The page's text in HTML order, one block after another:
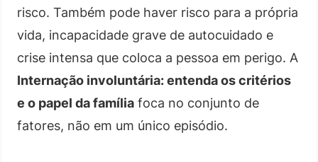
risco. Também pode haver risco para a própria
vida, incapacidade grave de autocuidado e
crise intensa que coloca a pessoa em perigo. A
Internação involuntária: entenda os critérios
e o papel da família foca no conjunto de
fatores, não em um único episódio.